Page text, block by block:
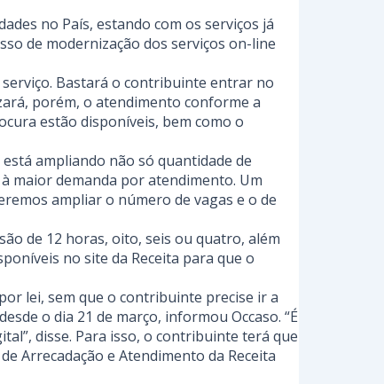
no País, estando com os serviços já
de modernização dos serviços on-line
Bastará o contribuinte entrar no
porém, o atendimento conforme a
estão disponíveis, bem como o
ampliando não só quantidade de
maior demanda por atendimento. Um
ampliar o número de vagas e o de
de 12 horas, oito, seis ou quatro, além
no site da Receita para que o
lei, sem que o contribuinte precise ir a
o dia 21 de março, informou Occaso. “É
disse. Para isso, o contribuinte terá que
Arrecadação e Atendimento da Receita